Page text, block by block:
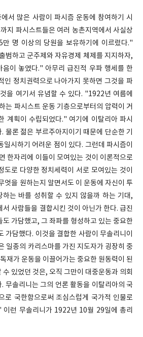
서 많은 사람이 파시즘 운동에 참여하기 시
지 파시스트들은 여러 농촌지역에서 사실상
명 이상의 당원을 보유하기에 이르렀다."
범하고 군주제와 자유경제 체제를 지지하자,
음이 놓였다." 아무리 급진적 우파 행세를 한
인 정치권력으로 나아가지 못하면 그것을 파
을 여기서 유념할 수 있다. "1922년 여름에
는 파시스트 운동 기층으로부터의 압력이 거
계획이 수립되었다." 여기에 이탈리아 파시
물론 젊은 부르주아지이기 때문에 단순한 기
시하기 어려운 점이 있다. 그런데 파시즘이
한자리에 이들이 모여있는 것이 이론적으로
도로 다양한 정치세력이 서로 모여있는 것이
엇을 원하는지 알면서도 이 운동에 자신이 투
하는 바를 성취할 수 있지 않을까 하는 기대,
사람들을 결합시킨 것이 아닌가 한다. 급진
도 가담했고, 그 좌파를 형성하고 있는 중요한
가담했다. 이것을 결합한 사람이 무솔리니이
일종의 카리스마를 가진 지도자가 굉장히 중
재가 운동을 이끌어가는 중요한 원동력이 된
있었던 것은, 오직 그만이 대중운동과 의회
무솔리니는 그의 언론 활동을 이탈리아의 국
로 국한함으로써 조심스럽게 국가적 인물로
이런 무솔리니가 1922년 10월 29일에 총리